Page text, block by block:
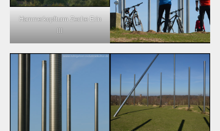
Hammerkopfturm Zeche Erin